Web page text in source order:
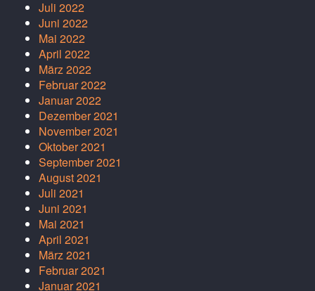
Juli 2022
Juni 2022
Mai 2022
April 2022
März 2022
Februar 2022
Januar 2022
Dezember 2021
November 2021
Oktober 2021
September 2021
August 2021
Juli 2021
Juni 2021
Mai 2021
April 2021
März 2021
Februar 2021
Januar 2021